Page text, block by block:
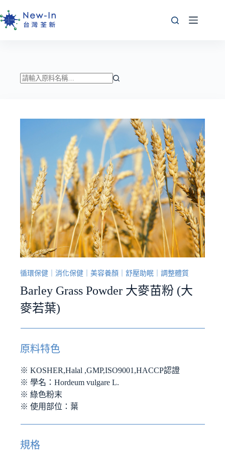
至
主
合
條
件
的
結
循環保健 ｜消化保健 ｜美容養顏 ｜舒壓助眠 ｜調整體質
Barley Grass Powder 大麥苗粉 (大
麥若葉)
原料特色
※ KOSHER,Halal ,GMP,ISO9001,HACCP認證
※ 學名：Hordeum vulgare L.
※ 綠色粉末
※ 使用部位：葉
規格